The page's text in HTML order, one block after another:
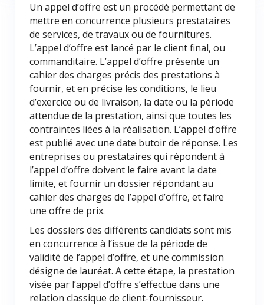
Un appel d’offre est un procédé permettant de
mettre en concurrence plusieurs prestataires
de services, de travaux ou de fournitures.
L’appel d’offre est lancé par le client final, ou
commanditaire. L’appel d’offre présente un
cahier des charges précis des prestations à
fournir, et en précise les conditions, le lieu
d’exercice ou de livraison, la date ou la période
attendue de la prestation, ainsi que toutes les
contraintes liées à la réalisation. L’appel d’offre
est publié avec une date butoir de réponse. Les
entreprises ou prestataires qui répondent à
l’appel d’offre doivent le faire avant la date
limite, et fournir un dossier répondant au
cahier des charges de l’appel d’offre, et faire
une offre de prix.
Les dossiers des différents candidats sont mis
en concurrence à l’issue de la période de
validité de l’appel d’offre, et une commission
désigne de lauréat. A cette étape, la prestation
visée par l’appel d’offre s’effectue dans une
relation classique de client-fournisseur.